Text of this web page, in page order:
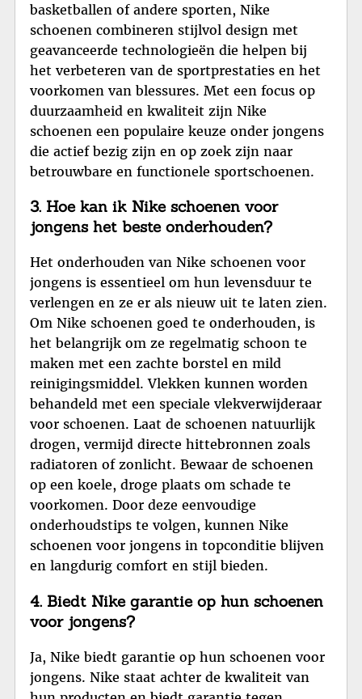
basketballen of andere sporten, Nike
schoenen combineren stijlvol design met
geavanceerde technologieën die helpen bij
het verbeteren van de sportprestaties en het
voorkomen van blessures. Met een focus op
duurzaamheid en kwaliteit zijn Nike
schoenen een populaire keuze onder jongens
die actief bezig zijn en op zoek zijn naar
betrouwbare en functionele sportschoenen.
3. Hoe kan ik Nike schoenen voor
jongens het beste onderhouden?
Het onderhouden van Nike schoenen voor
jongens is essentieel om hun levensduur te
verlengen en ze er als nieuw uit te laten zien.
Om Nike schoenen goed te onderhouden, is
het belangrijk om ze regelmatig schoon te
maken met een zachte borstel en mild
reinigingsmiddel. Vlekken kunnen worden
behandeld met een speciale vlekverwijderaar
voor schoenen. Laat de schoenen natuurlijk
drogen, vermijd directe hittebronnen zoals
radiatoren of zonlicht. Bewaar de schoenen
op een koele, droge plaats om schade te
voorkomen. Door deze eenvoudige
onderhoudstips te volgen, kunnen Nike
schoenen voor jongens in topconditie blijven
en langdurig comfort en stijl bieden.
4. Biedt Nike garantie op hun schoenen
voor jongens?
Ja, Nike biedt garantie op hun schoenen voor
jongens. Nike staat achter de kwaliteit van